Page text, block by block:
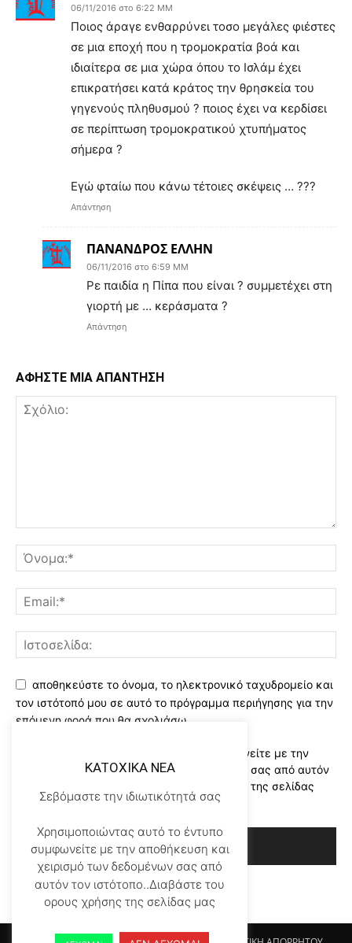
06/11/2016 στο 6:22 ΜΜ
Ποιος άραγε ενθαρρύνει τοσο μεγάλες φιέστες
σε μια εποχή που η τρομοκρατία βοά και
ιδιαίτερα σε μια χώρα όπου το Ισλάμ έχει
επικρατήσει κατά κράτος την θρησκεία του
γηγενούς πληθυσμού ? ποιος έχει να κερδίσει
σε περίπτωση τρομοκρατικού χτυπήματος
σήμερα ?
Εγώ φταίω που κάνω τέτοιες σκέψεις … ???
Απάντηση
ΠΑΝΑΝΔΡΟΣ ΕΛΛΗΝ
06/11/2016 στο 6:59 ΜΜ
Ρε παιδία η Πίπα που είναι ? συμμετέχει στη
γιορτή με … κεράσματα ?
Απάντηση
ΑΦΗΣΤΕ ΜΙΑ ΑΠΑΝΤΗΣΗ
αποθηκεύστε το όνομα, το ηλεκτρονικό ταχυδρομείο και
τον ιστότοπό μου σε αυτό το πρόγραμμα περιήγησης για την
επόμενη φορά που θα σχολιάσω.
Χρησιμοποιώντας αυτό το έντυπο συμφωνείτε με την
αποθήκευση και χειρισμό των δεδομένων σας από αυτόν
τον ιστότοπο..Διαβάστε του ορους χρήσης της σελίδας
μας*
KATOXIKA NEA
Σεβόμαστε την ιδιωτικότητά σας
Χρησιμοποιώντας αυτό το έντυπο
συμφωνείτε με την αποθήκευση και
χειρισμό των δεδομένων σας από
αυτόν τον ιστότοπο..Διαβάστε του
ορους χρήσης της σελίδας μας